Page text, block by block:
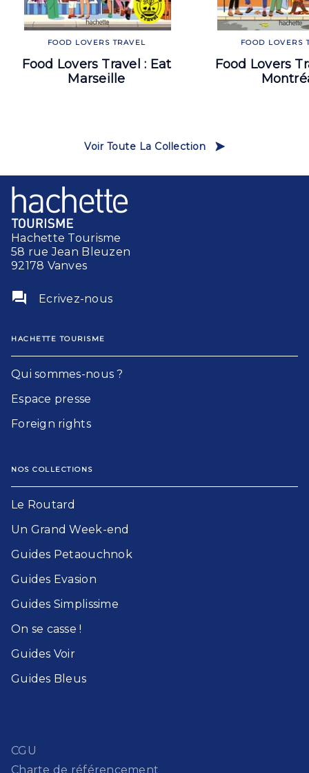
FOOD LOVERS TRAVEL
Food Lovers Travel : Eat
Marseille
FOOD LOVERS
Food Lovers
Voir Toute La Collection
Hachette Tourisme
58 rue Jean Bleuzen
92178 Vanves
question_answer Ecrivez-nous
HACHETTE TOURISME
Qui sommes-nous ?
Espace presse
Foreign rights
NOS COLLECTIONS
Le Routard​
Un Grand Week-end​
Guides Petaouchnok​
Guides Evasion​
Guides Simplissime​
On se casse !​
Guides Voir​
Guides Bleu​s
CGU
Charte de référencement